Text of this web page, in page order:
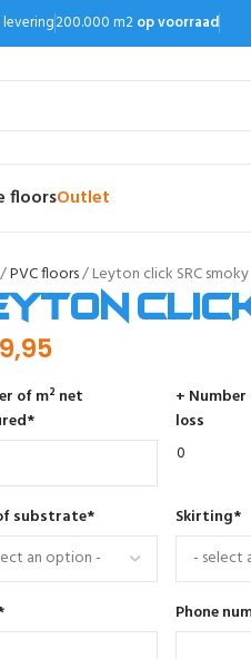
levering200.000 m2op voorraad
floorsOutlet
PVC floors Leyton click SRC smoky
click
of m² net
*
+
loss
substrate* Skirting*
Phone